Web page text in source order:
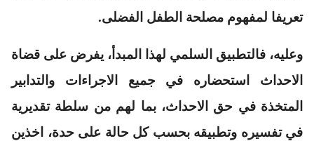
تعريفا لمفهوم مصلحة الطفل الفضلى.
وعليه، فالتطبيق السلمي لهذا المبدأ، يفرض على قضاة
الاحداث استحضاره في جميع الاجراءات والتدابير
المتخذة في حق الاحداث، بما لهم من سلطة تقديرية
في تفسيره وتطبيقه بحسب كل حالة على حدة، اخذين